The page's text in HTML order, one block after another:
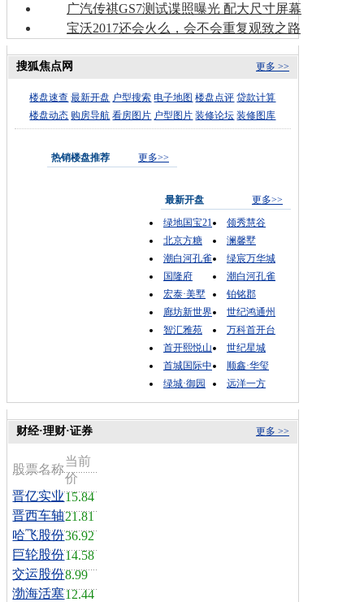
广汽传祺GS7测试谍照曝光 配大尺寸屏幕
宝沃2017还会火么，会不会重复观致之路
更多 >>
搜狐焦点网
楼盘速查 最新开盘 户型搜索 电子地图 楼盘点评 贷款计算
楼盘动态 购房导航 看房图片 户型图片 装修论坛 装修图库
热销楼盘推荐 更多>>
最新开盘
更多>>
绿地国宝21
领秀慧谷
北京方糖
澜馨墅
潮白河孔雀
绿宸万华城
国隆府
潮白河孔雀
宏泰·美墅
铂铭郡
廊坊新世界
世纪鸿通州
智汇雅苑
万科首开台
首开熙悦山
世纪星城
首城国际中
顺鑫·华玺
绿城·御园
远洋一方
更多 >>
财经·理财·证券
股票名称
当前
价
晋亿实业15.84
晋西车轴21.81
哈飞股份36.92
巨轮股份14.58
交运股份8.99
渤海活塞12.44